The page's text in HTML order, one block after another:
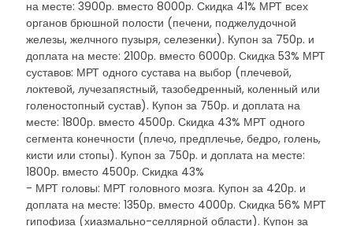
на месте: 3900р. вместо 8000р. Скидка 41% МРТ всех
органов брюшной полости (печени, поджелудочной
железы, желчного пузыря, селезенки). Купон за 750р. и
доплата на месте: 2100р. вместо 6000р. Скидка 53% МРТ
суставов: МРТ одного сустава на выбор (плечевой,
локтевой, лучезапястный, тазобедренный, коленный или
голеностопный сустав). Купон за 750р. и доплата на
месте: 1800р. вместо 4500р. Скидка 43% МРТ одного
сегмента конечности (плечо, предплечье, бедро, голень,
кисти или стопы). Купон за 750р. и доплата на месте:
1800р. вместо 4500р. Скидка 43%
- МРТ головы: МРТ головного мозга. Купон за 420р. и
доплата на месте: 1350р. вместо 4000р. Скидка 56% МРТ
гипофиза (хиазмально-селлярной области). Купон за